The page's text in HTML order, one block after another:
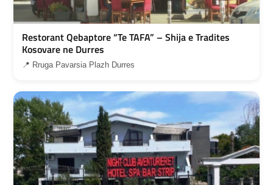
Restorant Qebaptore “Te TAFA” – Shija e Tradites
Kosovare ne Durres
📍 Rruga Pavarsia Plazh Durres